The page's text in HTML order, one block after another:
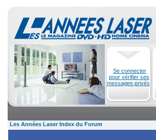
Se connecter
pour vérifier ses
messages privés
Les Années Laser Index du Forum